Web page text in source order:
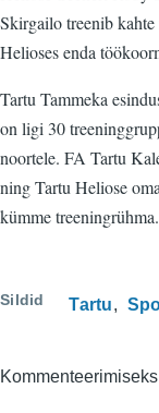
Skirgailo treenib
Helioses enda
Tartu Tammeka
on ligi 30
noortele. FA Tartu
ning Tartu Heliose
kümme treeningrühma.
Sildid Tartu
Kommenteerimiseks